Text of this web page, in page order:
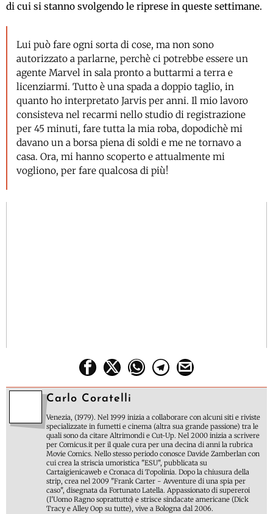
di cui si stanno svolgendo le riprese in queste settimane.
Lui può fare ogni sorta di cose, ma non sono
autorizzato a parlarne, perchè ci potrebbe essere un
agente Marvel in sala pronto a buttarmi a terra e
licenziarmi. Tutto è una spada a doppio taglio, in
quanto ho interpretato Jarvis per anni. Il mio lavoro
consisteva nel recarmi nello studio di registrazione
per 45 minuti, fare tutta la mia roba, dopodichè mi
davano un a borsa piena di soldi e me ne tornavo a
casa. Ora, mi hanno scoperto e attualmente mi
vogliono, per fare qualcosa di più!
Carlo Coratelli
Venezia, (1979). Nel 1999 inizia a collaborare con alcuni siti e riviste
specializzate in fumetti e cinema (altra sua grande passione) tra le
quali sono da citare Altrimondi e Cut-Up. Nel 2000 inizia a scrivere
per Comicus.it per il quale cura per una decina di anni la rubrica
Movie Comics. Nello stesso periodo conosce Davide Zamberlan con
cui crea la striscia umoristica "ESU", pubblicata su
Cartaigienicaweb e Cronaca di Topolinia. Dopo la chiusura della
strip, crea nel 2009 "Frank Carter - Avventure di una spia per
caso", disegnata da Fortunato Latella. Appassionato di supereroi
(l'Uomo Ragno soprattutto) e strisce sindacate americane (Dick
Tracy e Alley Oop su tutte), vive a Bologna dal 2006.